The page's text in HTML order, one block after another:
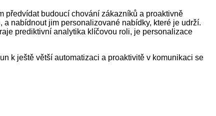
předvídat budoucí chování zákazníků a proaktivně
nabídnout jim personalizované nabídky, které je udrží.
prediktivní analytika klíčovou roli, je personalizace
k ještě větší automatizaci a proaktivitě v komunikaci se